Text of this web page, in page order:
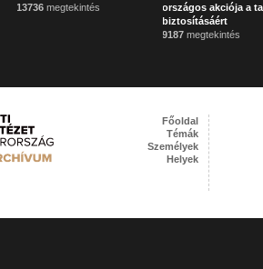
13736 megtekintés
országos akciója a
biztosításáért
9187 megtekintés
Főoldal
Témák
Személyek
Helyek